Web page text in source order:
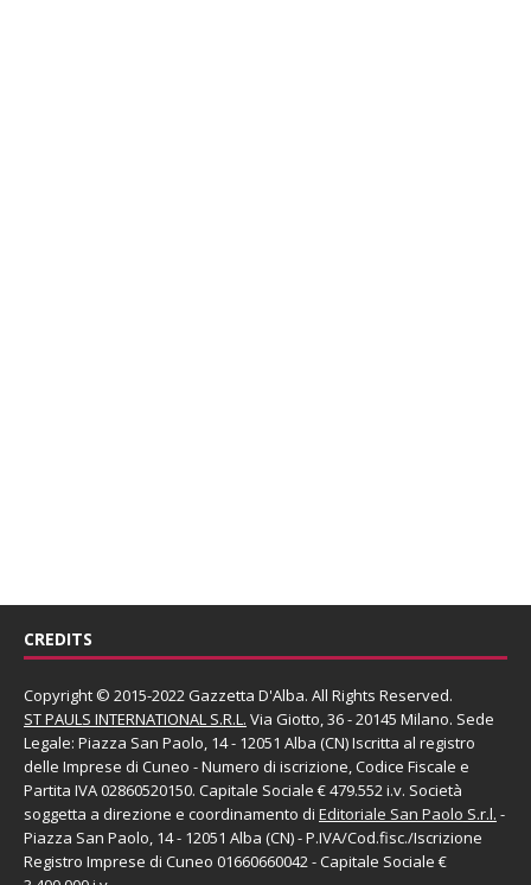
CREDITS
Copyright © 2015-2022 Gazzetta D'Alba. All Rights Reserved.
ST PAULS INTERNATIONAL S.R.L. Via Giotto, 36 - 20145 Milano. Sede
Legale: Piazza San Paolo, 14 - 12051 Alba (CN) Iscritta al registro
delle Imprese di Cuneo - Numero di iscrizione, Codice Fiscale e
Partita IVA 02860520150. Capitale Sociale € 479.552 i.v. Società
soggetta a direzione e coordinamento di Editoriale San Paolo S.r.l. -
Piazza San Paolo, 14 - 12051 Alba (CN) - P.IVA/Cod.fisc./Iscrizione
Registro Imprese di Cuneo 01660660042 - Capitale Sociale €